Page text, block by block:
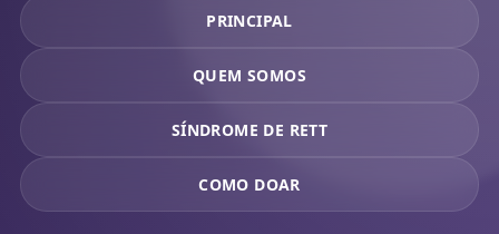
PRINCIPAL
QUEM SOMOS
SÍNDROME DE RETT
COMO DOAR